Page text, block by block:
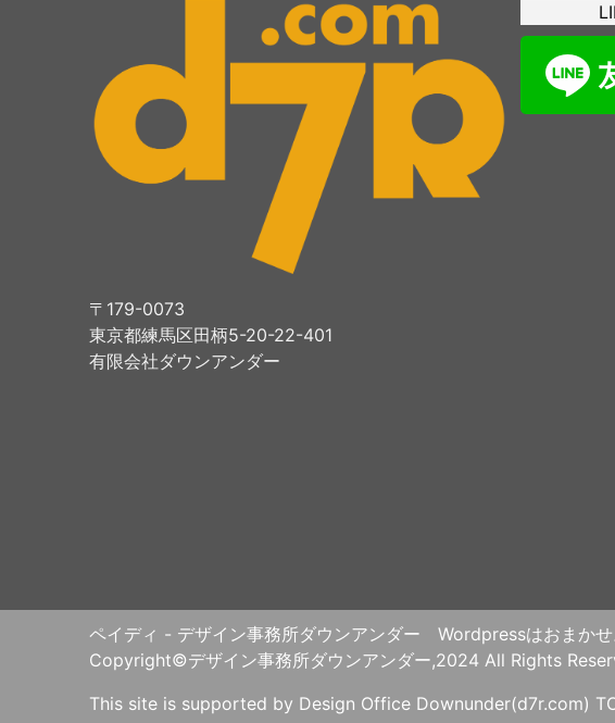
〒179-0073
東京都練馬区田柄5-20-22-401
有限会社ダウンアンダー
ペイディ - デザイン事務所ダウンアンダー Wordpressはおまかせ
Copyright©デザイン事務所ダウンアンダー,2024 All Rights
This site is supported by Design Office Downunder(d7r.com)